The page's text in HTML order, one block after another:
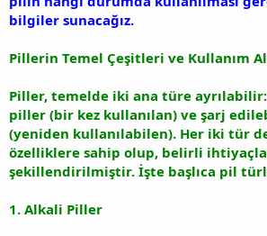
bilgiler sunacağız.
Pillerin Temel Çeşitleri ve Kullanım
Piller, temelde iki ana türe
piller (bir kez kullanılan) ve şarj
(yeniden kullanılabilen). Her iki tür
özelliklere sahip olup, belirli
şekillendirilmiştir. İşte başlıca pil
1. Alkali Piller